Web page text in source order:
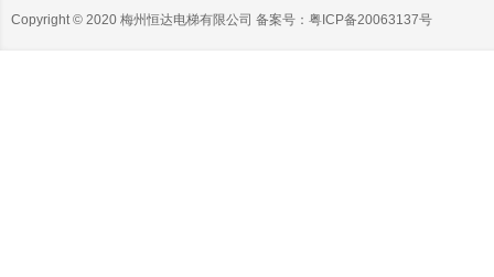
Copyright © 2020 梅州恒达电梯有限公司 备案号： 粤ICP备20063137号